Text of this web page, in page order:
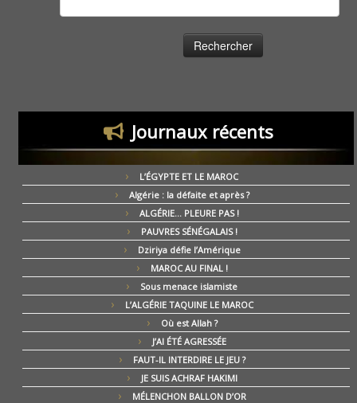
Journaux récents
L’ÉGYPTE ET LE MAROC
Algérie : la défaite et après ?
ALGÉRIE… PLEURE PAS !
PAUVRES SÉNÉGALAIS !
Dziriya défie l’Amérique
MAROC AU FINAL !
Sous menace islamiste
L’ALGÉRIE TAQUINE LE MAROC
Où est Allah ?
J’AI ÉTÉ AGRESSÉE
FAUT-IL INTERDIRE LE JEU ?
JE SUIS ACHRAF HAKIMI
MÉLENCHON BALLON D’OR